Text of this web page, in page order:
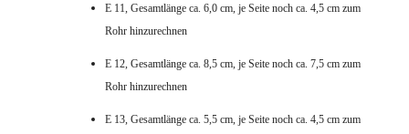
E 11, Gesamtlänge ca. 6,0 cm, je Seite noch ca. 4,5 cm zum
Rohr hinzurechnen
E 12, Gesamtlänge ca. 8,5 cm, je Seite noch ca. 7,5 cm zum
Rohr hinzurechnen
E 13, Gesamtlänge ca. 5,5 cm, je Seite noch ca. 4,5 cm zum